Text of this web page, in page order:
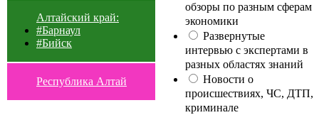
Алтайский край:
#Барнаул
#Бийск
Республика Алтай
обзоры по разным сферам
экономики
Развернутые
интервью с экспертами в
разных областях знаний
Новости о
происшествиях, ЧС, ДТП,
криминале